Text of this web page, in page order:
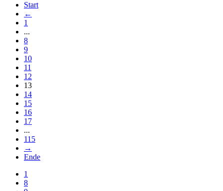
Start
←
1
...
8
9
10
11
12
13
14
15
16
17
...
115
→
Ende
1
8